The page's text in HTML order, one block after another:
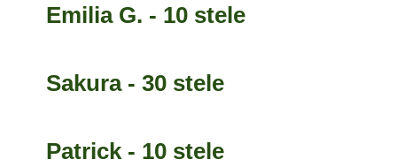
Emilia G. - 10 stele
Sakura - 30 stele
Patrick - 10 stele